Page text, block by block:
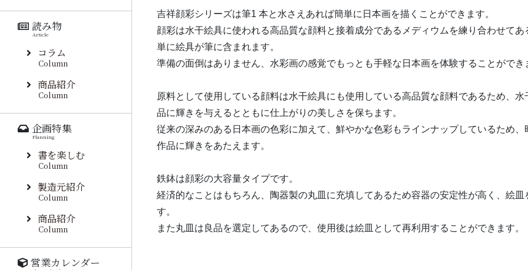
吉祥顔彩シリーズは筆1 本と水さえあれば簡単に日本画を描くことができます。
顔彩は水干絵具に使われる高品質な顔料と接着成分であるメディウムを練り合わせて
単に絵具が筆に含まれます。
準備の面倒はありません、水彩画の感覚でもっとも手軽な日本画を体験することができ
原料として使用している顔料は水干絵具にも使用している高品質な顔料であるため、
品に輝きを与えるとともに仕上がりの美しさを保ちます。
従来の深みのある日本画の色彩に加えて、鮮やかな色彩もラインナップしているため
作品に輝きをあたえます。
鉄鉢は顔彩の大容量タイプです。
経済的なことはもちろん、陶器製の丸皿に充填してあるため容器の安定性が高く、絵
す。
また丸皿は良品を選定してあるので、使用後は絵皿として再利用することができます。
読み物
Article
コラム
Column
商品紹介
Column
企画特集
Planning
書を楽しむ
Column
製造元紹介
Column
商品紹介
Column
営業カレンダー